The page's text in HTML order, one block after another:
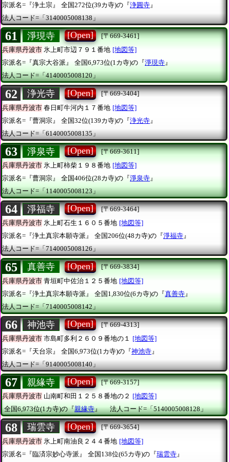
宗派名=『浄土宗』 全国272位(39カ寺)の『浄圓寺』
法人コード=「3140005008138」
61 淨現寺 [Open]
[〒669-3461]
兵庫県丹波市 氷上町市辺７９１番地 [地図等]
宗派名=『真宗大谷派』
全国6,973位(1カ寺)の『淨現寺』
法人コード=「4140005008120」
62 浄光寺 [Open]
[〒669-3404]
兵庫県丹波市 春日町牛河内１７番地 [地図等]
宗派名=『曹洞宗』
全国32位(139カ寺)の『浄光寺 』
法人コード=「6140005008135」
63 淨泉寺 [Open]
[〒669-3611]
兵庫県丹波市 氷上町柿柴１９８番地 [地図等]
宗派名=『曹洞宗』
全国406位(28カ寺)の『淨泉寺』
法人コード=「1140005008123」
64 淨福寺 [Open]
[〒669-3464]
兵庫県丹波市 氷上町石生１６０５番地 [地図等]
宗派名=『浄土真宗本願寺派』
全国206位(48カ寺)の『淨福寺』
法人コード=「7140005008126」
65 真善寺 [Open]
[〒669-3834]
兵庫県丹波市 青垣町中佐治１２５番地 [地図等]
宗派名=『浄土真宗本願寺派』
全国1,830位(6カ寺)の『真善寺 』
法人コード=「7140005008142」
66 神池寺 [Open]
[〒669-4313]
兵庫県丹波市 市島町多利２６０９番地の１ [地図等]
宗派名=『天台宗』
全国6,973位(1カ寺)の『神池寺』
法人コード=「9140005008140」
67 親緣寺 [Open]
[〒669-3157]
兵庫県丹波市 山南町和田１２５８番地の２ [地図等]
全国6,973位(1カ寺)の『親緣寺』 法人コード=「5140005008128」
68 瑞雲寺 [Open]
[〒669-3654]
兵庫県丹波市 氷上町南油良２４４番地 [地図等]
宗派名=『臨済宗妙心寺派』
全国138位(65カ寺)の『瑞雲寺 』